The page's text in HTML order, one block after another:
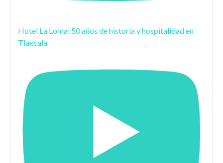
Hotel La Loma: 50 años de historia y hospitalidad en
Tlaxcala